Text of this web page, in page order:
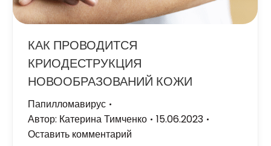
КАК ПРОВОДИТСЯ
КРИОДЕСТРУКЦИЯ
НОВООБРАЗОВАНИЙ КОЖИ
Папилломавирус
Автор: Катерина Тимченко
15.06.2023
Оставить комментарий